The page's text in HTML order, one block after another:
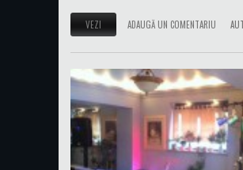
VEZI ADAUGĂ UN COMENTARIU